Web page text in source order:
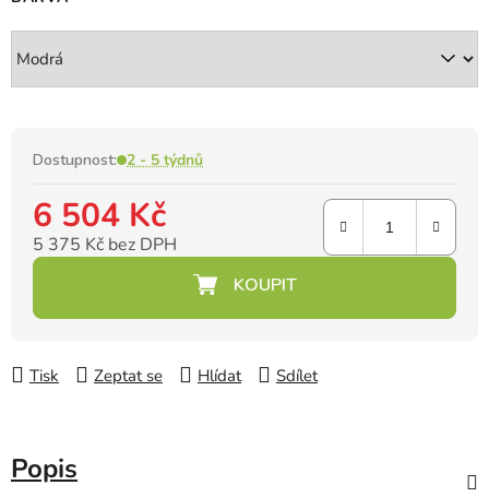
Dostupnost: 2 - 5 týdnů
6 504 Kč
5 375 Kč bez DPH
Tisk Zeptat se Hlídat Sdílet
Popis